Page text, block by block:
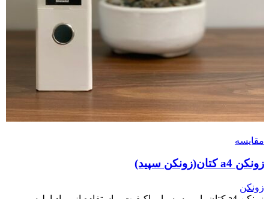
مقایسه
زونکن a4 کتان(زونکن سپید)
زونکن